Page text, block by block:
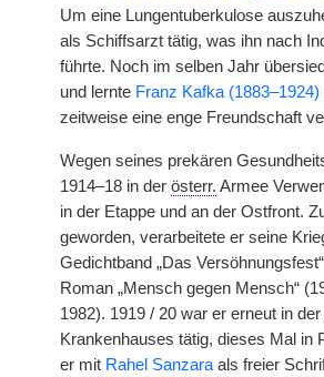
Um eine Lungentuberkulose
als Schiffsarzt tätig, was ihn nach
führte. Noch im selben Jahr
und lernte Franz Kafka (1883–1924)
zeitweise eine enge Freundschaft
Wegen seines prekären
1914–18 in der österr. Armee
in der Etappe und an der Ostfront.
geworden, verarbeitete er seine
Gedichtband „Das
Roman „Mensch gegen Mensch“
1982). 1919 / 20 war er erneut in
Krankenhauses tätig, dieses Mal in
er mit Rahel Sanzara als freier